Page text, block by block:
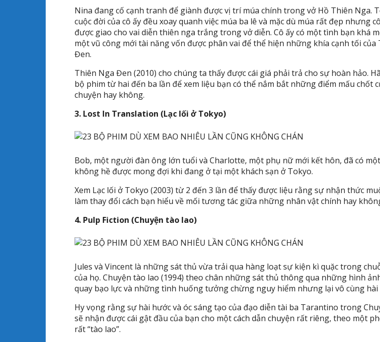
Nina đang cố cạnh tranh để giành được vị trí múa chính trong vở Hồ Thiên Nga.
cuộc đời của cô ấy đều xoay quanh việc múa ba lê và mặc dù múa rất đẹp nhưng
được giao cho vai diễn thiên nga trắng trong vở diễn. Cô ấy có một tình bạn khá
một vũ công mới tài năng vốn được phân vai để thể hiện những khía cạnh tối của
Đen.
Thiên Nga Đen (2010) cho chúng ta thấy được cái giá phải trả cho sự hoàn hảo.
bộ phim từ hai đến ba lần để xem liệu bạn có thể nắm bắt những điểm mấu chốt
chuyện hay không.
3. Lost In Translation (Lạc lối ở Tokyo)
Bob, một người đàn ông lớn tuổi và Charlotte, một phụ nữ mới kết hôn, đã có
không hề được mong đợi khi đang ở tại một khách sạn ở Tokyo.
Xem Lạc lối ở Tokyo (2003) từ 2 đến 3 lần để thấy được liệu rằng sự nhận thức
làm thay đổi cách bạn hiểu về mối tương tác giữa những nhân vật chính hay
4. Pulp Fiction (Chuyện tào lao)
Jules và Vincent là những sát thủ vừa trải qua hàng loạt sự kiện kì quặc trong
của họ. Chuyện tào lao (1994) theo chân những sát thủ thông qua những hình
quay bạo lực và những tình huống tưởng chừng nguy hiểm nhưng lại vô cùng hài
Hy vọng rằng sự hài hước và óc sáng tạo của đạo diễn tài ba Tarantino trong
sẽ nhận được cái gật đầu của bạn cho một cách dẫn chuyện rất riêng, theo một
rất “tào lao”.